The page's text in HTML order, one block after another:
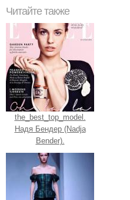
Читайте также
the_best_top_model.
Надя Бендер (Nadja
Bender).